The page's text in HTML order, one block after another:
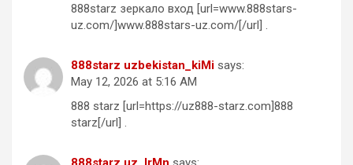
888starz зеркало вход [url=www.888stars-
uz.com/]www.888stars-uz.com/[/url] .
888starz uzbekistan_kiMi says:
May 12, 2026 at 5:16 AM
888 starz [url=https://uz888-starz.com]888
starz[/url] .